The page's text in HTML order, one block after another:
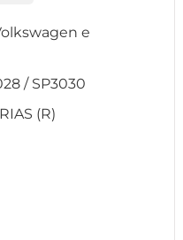
e
/ SP3030
(R)